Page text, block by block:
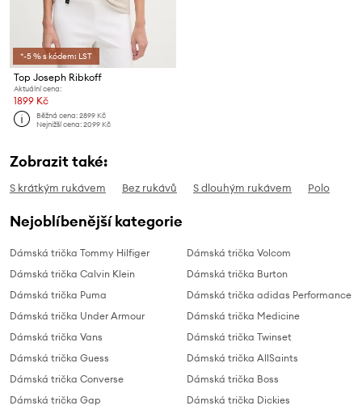
*-5 % s kódem: LST
Top Joseph Ribkoff
Aktuální cena:
1899 Kč
Běžná cena:2899 Kč
Nejnižší cena:2099 Kč
Zobrazit také:
S krátkým rukávem Bez rukávů S dlouhým rukávem Polo
Nejoblíbenější kategorie
Dámská trička Tommy Hilfiger
Dámská trička Calvin Klein
Dámská trička Puma
Dámská trička Under Armour
Dámská trička Vans
Dámská trička Guess
Dámská trička Converse
Dámská trička Gap
Dámská trička Volcom
Dámská trička Burton
Dámská trička adidas Performance
Dámská trička Medicine
Dámská trička Twinset
Dámská trička AllSaints
Dámská trička Boss
Dámská trička Dickies